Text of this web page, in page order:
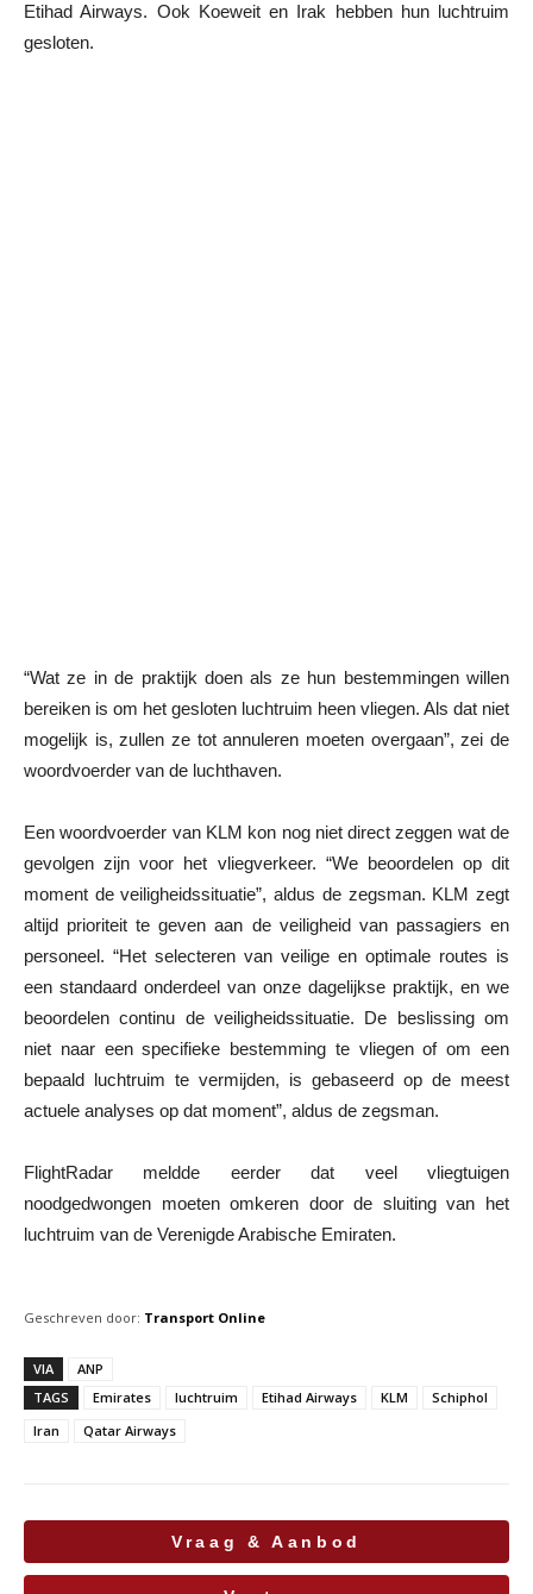
Etihad Airways. Ook Koeweit en Irak hebben hun luchtruim
gesloten.
“Wat ze in de praktijk doen als ze hun bestemmingen willen
bereiken is om het gesloten luchtruim heen vliegen. Als dat niet
mogelijk is, zullen ze tot annuleren moeten overgaan”, zei de
woordvoerder van de luchthaven.
Een woordvoerder van KLM kon nog niet direct zeggen wat de
gevolgen zijn voor het vliegverkeer. “We beoordelen op dit
moment de veiligheidssituatie”, aldus de zegsman. KLM zegt
altijd prioriteit te geven aan de veiligheid van passagiers en
personeel. “Het selecteren van veilige en optimale routes is
een standaard onderdeel van onze dagelijkse praktijk, en we
beoordelen continu de veiligheidssituatie. De beslissing om
niet naar een specifieke bestemming te vliegen of om een
bepaald luchtruim te vermijden, is gebaseerd op de meest
actuele analyses op dat moment”, aldus de zegsman.
FlightRadar meldde eerder dat veel vliegtuigen
noodgedwongen moeten omkeren door de sluiting van het
luchtruim van de Verenigde Arabische Emiraten.
Geschreven door: Transport Online
VIA
ANP
TAGS
Emirates luchtruim Etihad Airways KLM
Schiphol
Iran
Qatar Airways
Vraag & Aanbod